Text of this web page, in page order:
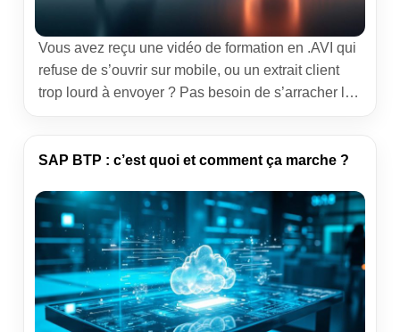
Vous avez reçu une vidéo de formation en .AVI qui
refuse de s’ouvrir sur mobile, ou un extrait client
trop lourd à envoyer ? Pas besoin de s’arracher les
évitant les pertes de qualité et les mauvaises
SAP BTP : c’est quoi et comment ça marche ?